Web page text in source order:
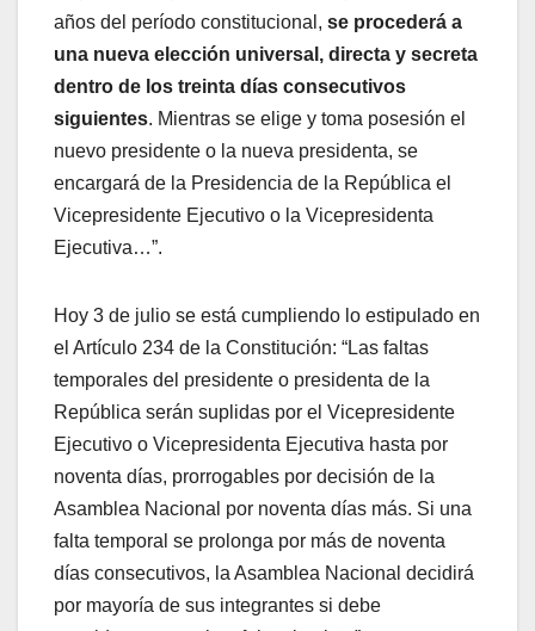
años del período constitucional, se procederá a
una nueva elección universal, directa y secreta
dentro de los treinta días consecutivos
siguientes. Mientras se elige y toma posesión el
nuevo presidente o la nueva presidenta, se
encargará de la Presidencia de la República el
Vicepresidente Ejecutivo o la Vicepresidenta
Ejecutiva…”.
Hoy 3 de julio se está cumpliendo lo estipulado en
el Artículo 234 de la Constitución: “Las faltas
temporales del presidente o presidenta de la
República serán suplidas por el Vicepresidente
Ejecutivo o Vicepresidenta Ejecutiva hasta por
noventa días, prorrogables por decisión de la
Asamblea Nacional por noventa días más. Si una
falta temporal se prolonga por más de noventa
días consecutivos, la Asamblea Nacional decidirá
por mayoría de sus integrantes si debe